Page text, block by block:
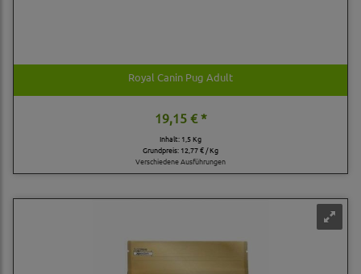
Royal Canin Pug Adult
19,15 € *
Inhalt: 1,5 Kg
Grundpreis: 12,77 € / Kg
Verschiedene Ausführungen